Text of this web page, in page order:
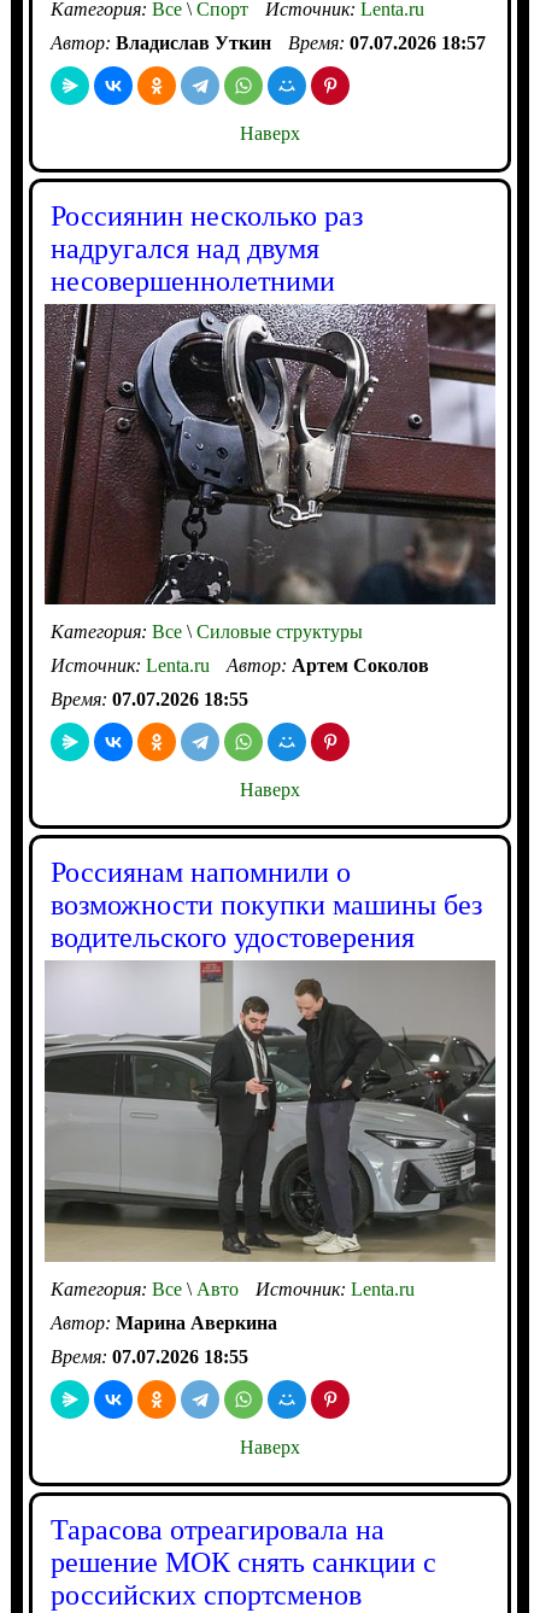
Категория: Все\Спорт Источник: Lenta.ru
Автор: Владислав Уткин Время: 07.07.2026 18:57
Наверх
Россиянин несколько раз
надругался над двумя
несовершеннолетними
Категория: Все\Силовые структуры
Источник: Lenta.ru Автор: Артем Соколов
Время: 07.07.2026 18:55
Наверх
Россиянам напомнили о
возможности покупки машины без
водительского удостоверения
Категория: Все\Авто Источник: Lenta.ru
Автор: Марина Аверкина
Время: 07.07.2026 18:55
Наверх
Тарасова отреагировала на
решение МОК снять санкции с
российских спортсменов